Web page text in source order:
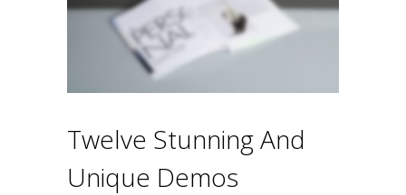
Twelve Stunning And
Unique Demos